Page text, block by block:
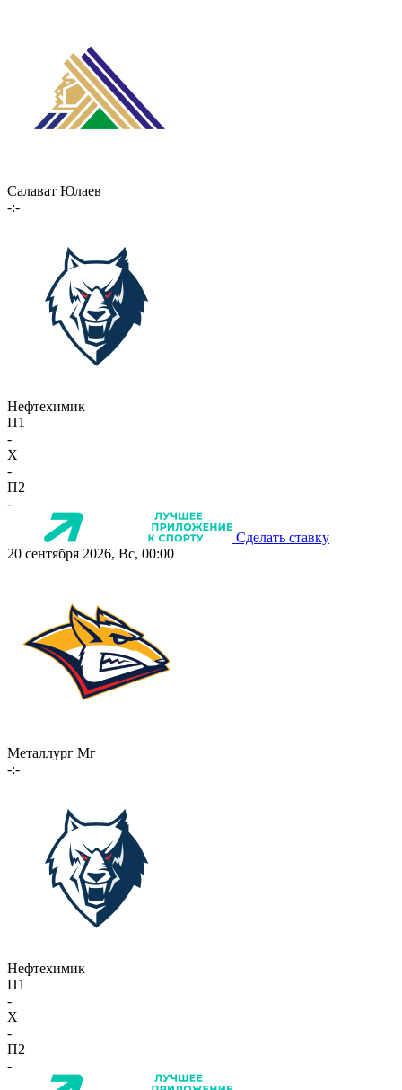
Салават Юлаев
-:-
Нефтехимик
П1
-
X
-
П2
-
Сделать ставку
20 сентября 2026, Вс, 00:00
Металлург Мг
-:-
Нефтехимик
П1
-
X
-
П2
-